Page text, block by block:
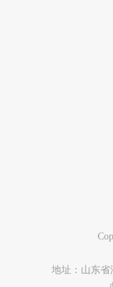
地址：山东省